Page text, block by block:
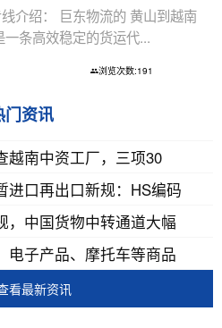
介绍： 巨东物流的 黄山到越南
一条高效稳定的货运代...
浏览次数:191
门资讯
越南中资工厂，三项30
进口再出口新规：HS编码
，中国货物中转通道大幅
电子产品、摩托车等商品
看最新资讯